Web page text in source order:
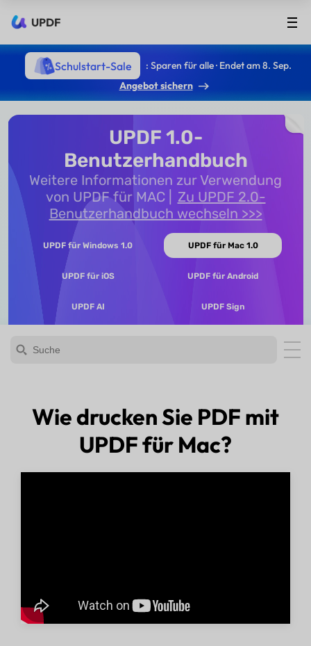
UPDF
Schulstart-Sale
: Sparen für alle · Endet am 8. Sep.
Angebot sichern
UPDF 1.0-
Benutzerhandbuch
Weitere Informationen zur Verwendung
von UPDF für MAC
Zu UPDF 2.0-
Benutzerhandbuch wechseln >>>
UPDF für Windows 1.0 UPDF für Mac 1.0
UPDF für iOS UPDF für Android
UPDF AI UPDF Sign
Wie drucken Sie PDF mit
UPDF für Mac?